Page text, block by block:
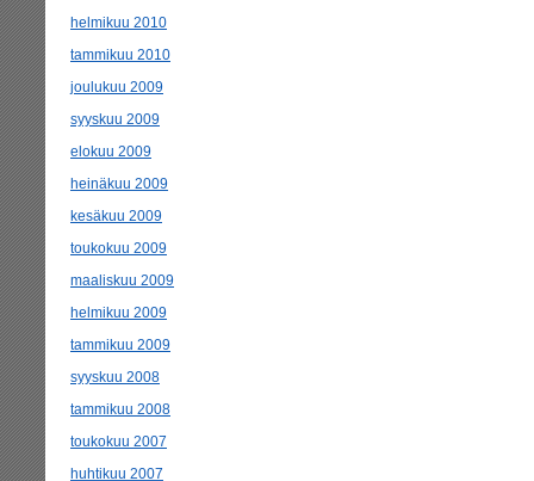
helmikuu 2010
tammikuu 2010
joulukuu 2009
syyskuu 2009
elokuu 2009
heinäkuu 2009
kesäkuu 2009
toukokuu 2009
maaliskuu 2009
helmikuu 2009
tammikuu 2009
syyskuu 2008
tammikuu 2008
toukokuu 2007
huhtikuu 2007